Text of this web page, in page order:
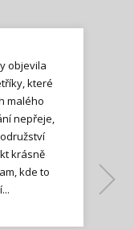
objevila
které
malého
nepřeje,
krásně
kde to